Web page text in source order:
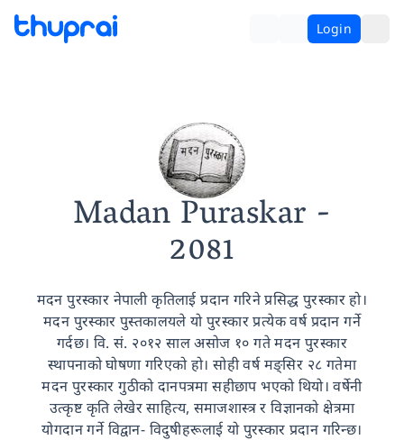
Login
Madan Puraskar -
2081
मदन पुरस्कार नेपाली कृतिलाई प्रदान गरिने प्रसिद्ध पुरस्कार हो।
मदन पुरस्कार पुस्तकालयले यो पुरस्कार प्रत्येक वर्ष प्रदान गर्ने
गर्दछ। वि. सं. २०१२ साल असोज १० गते मदन पुरस्कार
स्थापनाको घोषणा गरिएको हो। सोही वर्ष मङ्सिर २८ गतेमा
मदन पुरस्कार गुठीको दानपत्रमा सहीछाप भएको थियो। वर्षेनी
उत्कृष्ट कृति लेखेर साहित्य, समाजशास्त्र र विज्ञानको क्षेत्रमा
योगदान गर्ने विद्वान- विदुषीहरूलाई यो पुरस्कार प्रदान गरिन्छ।